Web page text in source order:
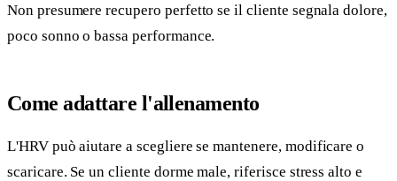
Non presumere recupero perfetto se il cliente segnala dolore,
poco sonno o bassa performance.
Come adattare l'allenamento
L'HRV può aiutare a scegliere se mantenere, modificare o
scaricare. Se un cliente dorme male, riferisce stress alto e